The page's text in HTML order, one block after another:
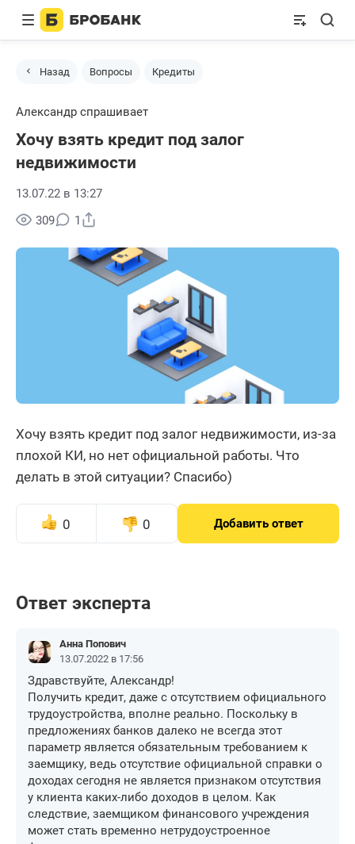
Назад Вопросы Кредиты
Александр спрашивает
Хочу взять кредит под залог
недвижимости
13.07.22 в 13:27
309
1
Хочу взять кредит под залог недвижимости, из-за
плохой КИ, но нет официальной работы. Что
делать в этой ситуации? Спасибо)
0 0 Добавить ответ
Ответ эксперта
Анна Попович
13.07.2022 в 17:56
Здравствуйте, Александр!
Получить кредит, даже с отсутствием официального
трудоустройства, вполне реально. Поскольку в
предложениях банков далеко не всегда этот
параметр является обязательным требованием к
заемщику, ведь отсутствие официальной справки о
доходах сегодня не является признаком отсутствия
у клиента каких-либо доходов в целом. Как
следствие, заемщиком финансового учреждения
может стать временно нетрудоустроенное